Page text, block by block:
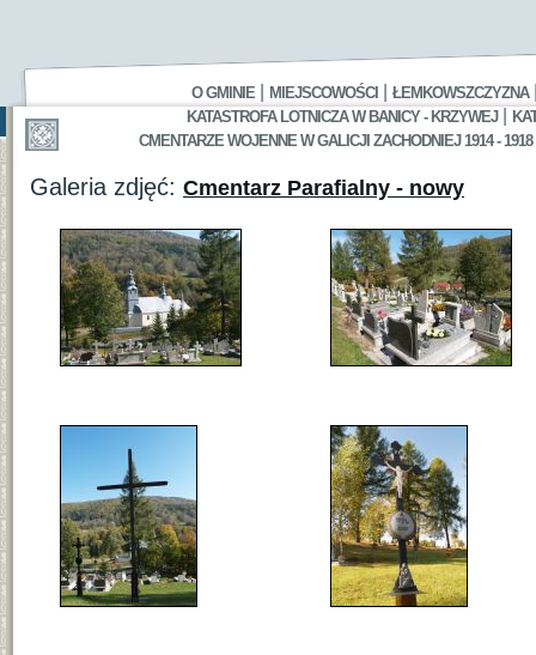
O GMINIE MIEJSCOWOŚCI ŁEMKOWSZCZYZNA
KATASTROFA LOTNICZA W BANICY - KRZYWEJ|
CMENTARZE WOJENNE W GALICJI ZACHODNIEJ 1914 - 1918
Galeria zdjęć: Cmentarz Parafialny - nowy